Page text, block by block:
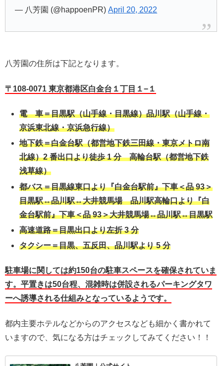
— 八芳園 (@happoenPR)April 20, 2022
八芳園の住所は下記となります。
〒108-0071 東京都港区白金台１丁目１−１
電 車＝目黒駅（山手線・目黒線）品川駅（山手線・
京浜東北線・京浜急行線）
地下鉄＝白金台駅（都営地下鉄三田線・東京メトロ南
北線）2 番出口より徒歩 1 分 高輪台駅（都営地下鉄
浅草線）
都バス＝目黒線東口より『白金台駅前』下車＜品 93＞
目黒駅↔品川駅↔大井競馬場 品川駅高輪口より『白
金台駅前』下車＜品 93＞大井競馬場↔品川駅↔目黒駅
高速道路＝目黒出口より左折 3 分
タクシー＝目黒、五反田、品川駅より 5 分
駐車場に関しては約150台の駐車スペースを確保されていま
す。 平置きは50台程、混雑時は併設されるパーキングタワ
ーへ誘導される仕組みとなっているようです。
都内主要ホテルなどからのアクセスなども細かく書かれて
いますので、気になる方はチェックしてみてください！！